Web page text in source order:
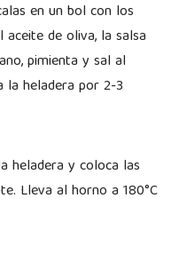
en un bol con los
de oliva, la salsa
pimienta y sal al
la heladera por 2-3
heladera y coloca las
Lleva al horno a 180°C